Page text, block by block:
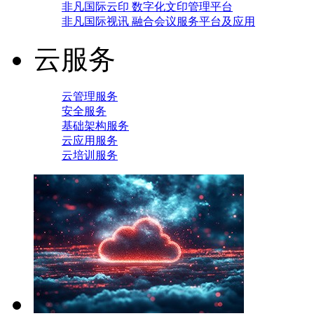
非凡国际云印 数字化文印管理平台
非凡国际视讯 融合会议服务平台及应用
云服务
云管理服务
安全服务
基础架构服务
云应用服务
云培训服务